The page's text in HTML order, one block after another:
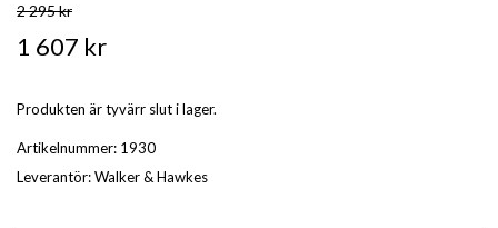
2 295 kr
1 607 kr
Produkten är tyvärr slut i lager.
Artikelnummer: 1930
Leverantör:Walker & Hawkes